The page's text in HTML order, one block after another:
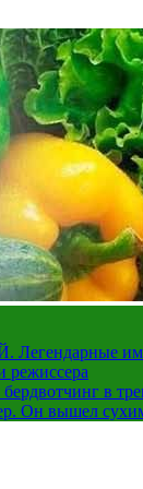
Легендарные
режиссера
в
Он вышел